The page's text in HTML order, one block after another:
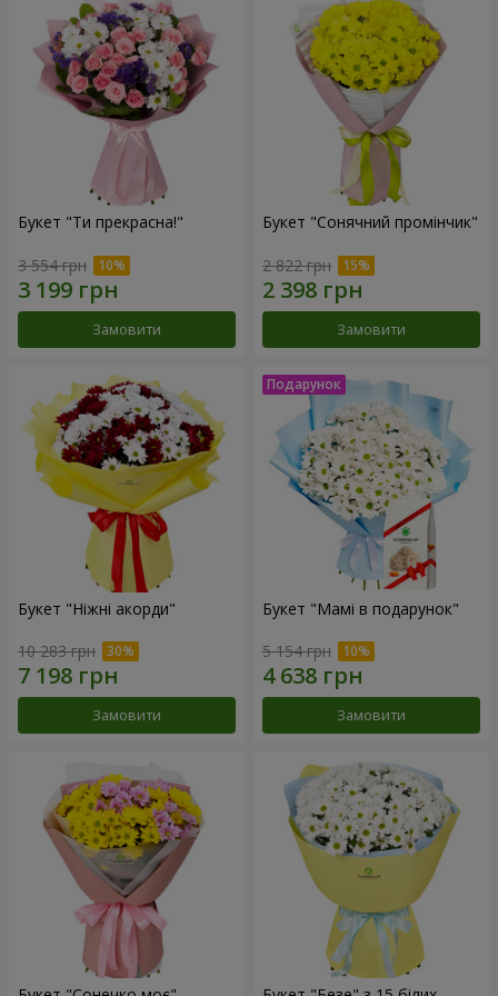
Букет "Ти прекрасна!"
3 554 грн
Замовити
Букет "Сонячний промінчик"
2 822 грн
Замовити
Букет "Ніжні акорди"
10 283 грн
Замовити
Букет "Мамі в подарунок"
5 154 грн
Замовити